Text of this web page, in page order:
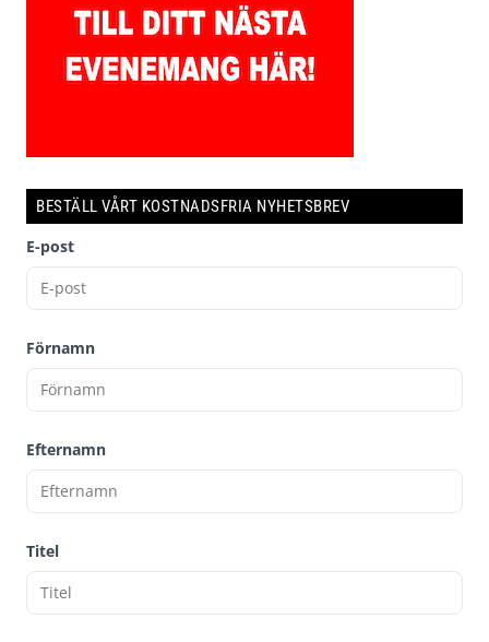
BESTÄLL VÅRT KOSTNADSFRIA NYHETSBREV
E-post
Förnamn
Efternamn
Titel